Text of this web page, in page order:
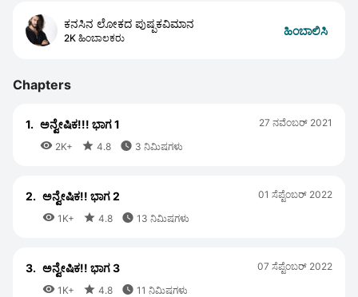
ಕನಸಿನ ಲೋಕದ ಪುಷ್ಪಕವಿಮಾನ
2K ಹಿಂಬಾಲಕರು
ಹಿಂಬಾಲಿಸಿ
Chapters
1. ಅನ್ವೇಷಿಕ!!! ಭಾಗ 1
 2K+  4.8  3 ನಿಮಿಷಗಳು
27 ನವೆಂಬರ್ 2021
2. ಅನ್ವೇಷಿಕ!! ಭಾಗ 2
 1K+  4.8  13 ನಿಮಿಷಗಳು
01 ಸೆಪ್ಟೆಂಬರ್ 2022
3. ಅನ್ವೇಷಿಕ!! ಭಾಗ 3
 1K+  4.8  11 ನಿಮಿಷಗಳು
07 ಸೆಪ್ಟೆಂಬರ್ 2022